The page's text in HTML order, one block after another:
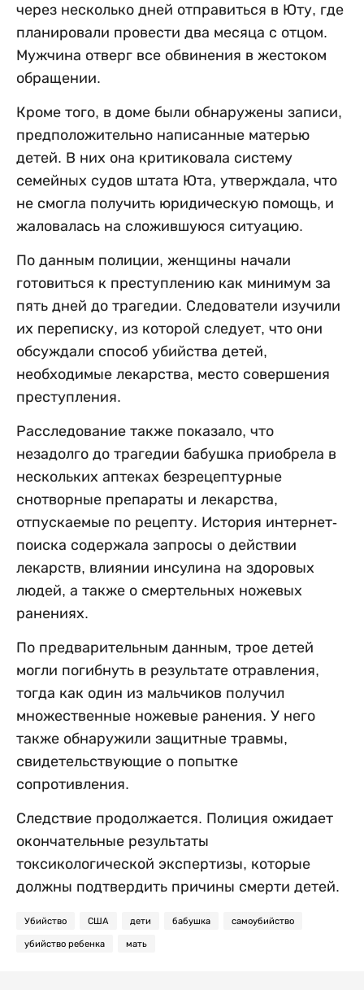
через несколько дней отправиться в Юту, где
планировали провести два месяца с отцом.
Мужчина отверг все обвинения в жестоком
обращении.
Кроме того, в доме были обнаружены записи,
предположительно написанные матерью
детей. В них она критиковала систему
семейных судов штата Юта, утверждала, что
не смогла получить юридическую помощь, и
жаловалась на сложившуюся ситуацию.
По данным полиции, женщины начали
готовиться к преступлению как минимум за
пять дней до трагедии. Следователи изучили
их переписку, из которой следует, что они
обсуждали способ убийства детей,
необходимые лекарства, место совершения
преступления.
Расследование также показало, что
незадолго до трагедии бабушка приобрела в
нескольких аптеках безрецептурные
снотворные препараты и лекарства,
отпускаемые по рецепту. История интернет-
поиска содержала запросы о действии
лекарств, влиянии инсулина на здоровых
людей, а также о смертельных ножевых
ранениях.
По предварительным данным, трое детей
могли погибнуть в результате отравления,
тогда как один из мальчиков получил
множественные ножевые ранения. У него
также обнаружили защитные травмы,
свидетельствующие о попытке
сопротивления.
Следствие продолжается. Полиция ожидает
окончательные результаты
токсикологической экспертизы, которые
должны подтвердить причины смерти детей.
Убийство США дети бабушка самоубийство
убийство ребенка мать